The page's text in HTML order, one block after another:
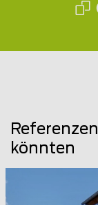
könnten